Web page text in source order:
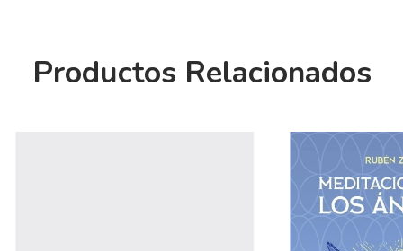
Productos Relacionados